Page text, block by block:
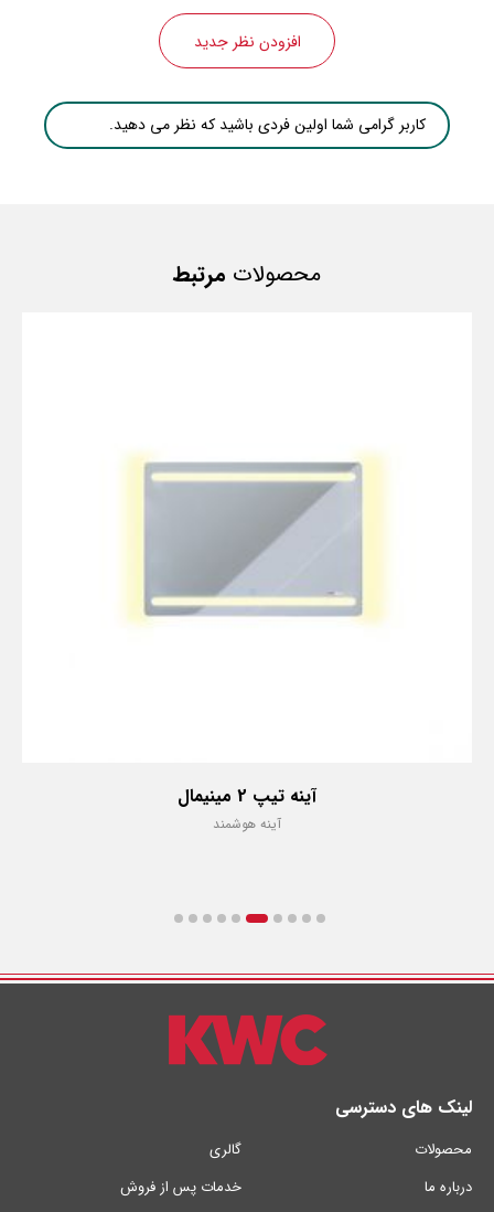
افزودن نظر جدید
کاربر گرامی شما اولین فردی باشید که نظر می دهید.
محصولات مرتبط
آینه تیپ 2 مینیمال
آینه هوشمند
لینک های دسترسی
محصولات
درباره ما
گالری
خدمات پس از فروش